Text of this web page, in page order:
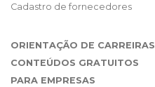
Cadastro de fornecedores
ORIENTAÇÃO DE CARREIRAS
CONTEÚDOS GRATUITOS
PARA EMPRESAS